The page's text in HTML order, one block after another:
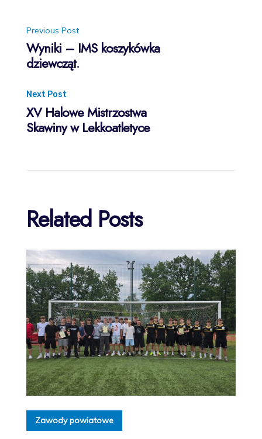
Post
navigation
Previous Post
Wyniki – IMS koszykówka
dziewcząt.
Next Post
XV Halowe Mistrzostwa
Skawiny w Lekkoatletyce
Related Posts
Zawody powiatowe